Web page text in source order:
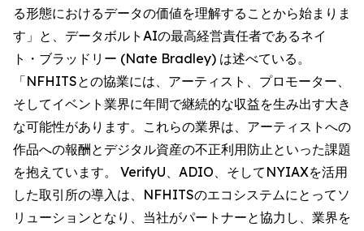
る形態におけるデータの価値を理解することから始まりま
す」と、データボルトAIの最高経営責任者であるネイ
ト・ブラッドリー (Nate Bradley) は述べている。
「NFHITSとの協業には、アーティスト、プロモーター、
そしてイベント業界に年間で継続的な収益を生み出す大き
な可能性があります。これらの業界は、アーティストへの
作品への報酬とデジタル資産の不正利用防止といった課題
を抱えています。 VerifyU、ADIO、そしてNYIAXを活用
した取引所の導入は、NFHITSのエコシステムにとってソ
リューションとなり、当社がパートナーと協力し、業界を